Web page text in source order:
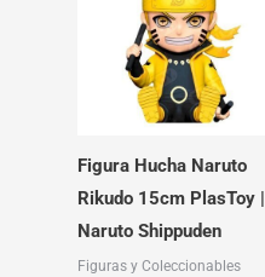
Figura Hucha Naruto
Rikudo 15cm PlasToy |
Naruto Shippuden
Figuras y Coleccionables